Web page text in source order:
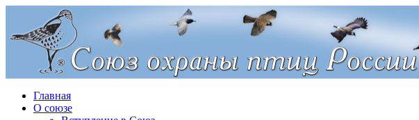
Главная
О союзе